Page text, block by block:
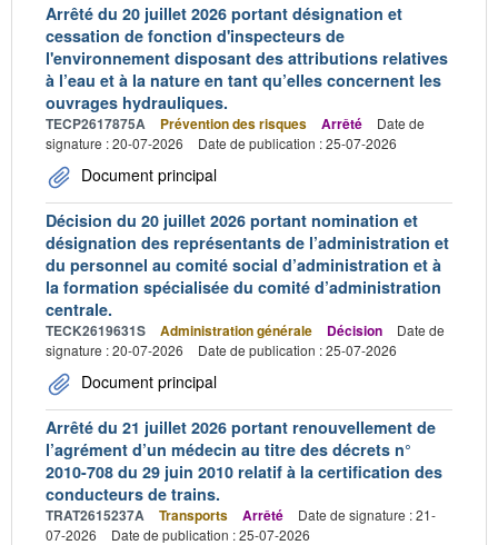
Arrêté du 20 juillet 2026 portant désignation et
cessation de fonction d'inspecteurs de
l'environnement disposant des attributions relatives
à l’eau et à la nature en tant qu’elles concernent les
ouvrages hydrauliques.
TECP2617875A Prévention des risques Arrêté
Date de
signature : 20-07-2026
Date de publication : 25-07-2026
Document principal
Décision du 20 juillet 2026 portant nomination et
désignation des représentants de l’administration et
du personnel au comité social d’administration et à
la formation spécialisée du comité d’administration
centrale.
TECK2619631S Administration générale Décision
Date de
signature : 20-07-2026
Date de publication : 25-07-2026
Document principal
Arrêté du 21 juillet 2026 portant renouvellement de
l’agrément d’un médecin au titre des décrets n°
2010-708 du 29 juin 2010 relatif à la certification des
conducteurs de trains.
TRAT2615237A Transports Arrêté
Date de signature : 21-
07-2026
Date de publication : 25-07-2026